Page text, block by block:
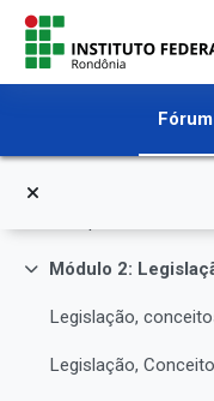
Ir para o conteúdo principal
Fórum
Contrair